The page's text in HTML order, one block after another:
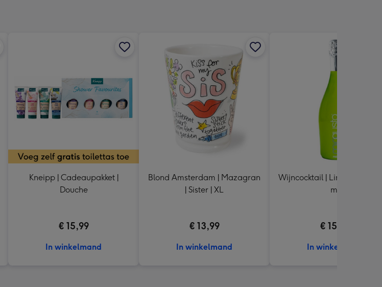
Kneipp | Cadeaupakket |
Douche
€ 15,99
In winkelmand
Blond Amsterdam | Mazagran
| Sister | XL
€ 13,99
In winkelmand
Wijncocktail | Limonsecco |
ml
€ 15,49
In winkelmand